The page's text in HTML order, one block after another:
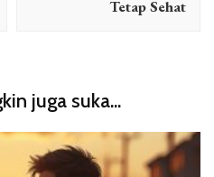
Tetap Sehat
juga suka...